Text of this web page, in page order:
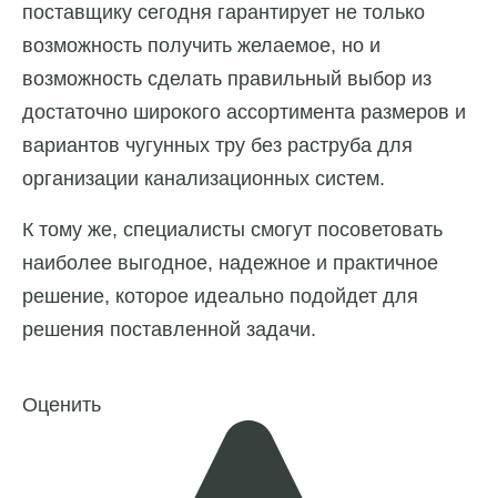
поставщику сегодня гарантирует не только
возможность получить желаемое, но и
возможность сделать правильный выбор из
достаточно широкого ассортимента размеров и
вариантов чугунных тру без раструба для
организации канализационных систем.
К тому же, специалисты смогут посоветовать
наиболее выгодное, надежное и практичное
решение, которое идеально подойдет для
решения поставленной задачи.
Оценить